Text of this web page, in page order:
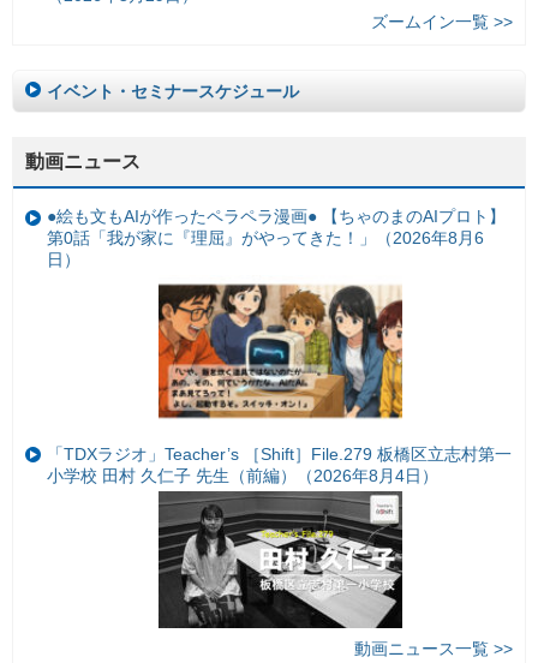
ズームイン一覧 >>
イベント・セミナースケジュール
動画ニュース
●絵も文もAIが作ったペラペラ漫画● 【ちゃのまのAIプロト】
第0話「我が家に『理屈』がやってきた！」（2026年8月6
日）
「TDXラジオ」Teacher’s ［Shift］File.279 板橋区立志村第一
小学校 田村 久仁子 先生（前編）（2026年8月4日）
動画ニュース一覧 >>